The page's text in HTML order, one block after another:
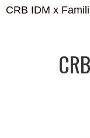
CRB IDM x